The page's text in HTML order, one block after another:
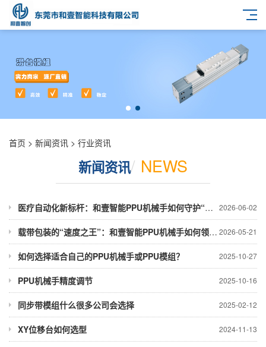
首页 > 新闻资讯 > 行业资讯
新闻资讯/ NEWS
2026-06-02
医疗自动化新标杆：和壹智能PPU机械手如何守护“无菌生命线”
2026-05-21
载带包装的“速度之王”：和壹智能PPU机械手如何领跑封装测试线
2025-10-27
如何选择适合自己的PPU机械手或PPU模组？
2025-10-16
PPU机械手精度调节
2025-02-12
同步带模组什么很多公司会选择
2024-11-13
XY位移台如何选型